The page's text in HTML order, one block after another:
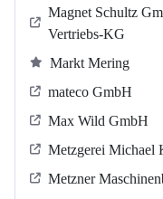
Magnet Schultz
Vertriebs-KG
Markt Mering
mateco GmbH
Max Wild GmbH
Metzgerei Michael
Metzner